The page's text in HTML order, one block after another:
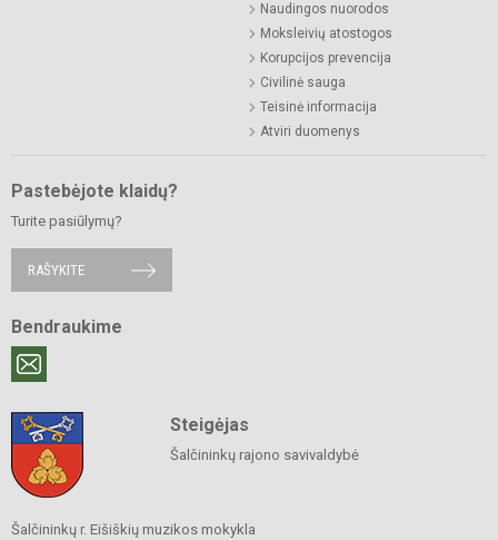
Naudingos nuorodos
Moksleivių atostogos
Korupcijos prevencija
Civilinė sauga
Teisinė informacija
Atviri duomenys
Pastebėjote klaidų?
Turite pasiūlymų?
RAŠYKITE
Bendraukime
Steigėjas
Šalčininkų rajono savivaldybė
Šalčininkų r. Eišiškių muzikos mokykla